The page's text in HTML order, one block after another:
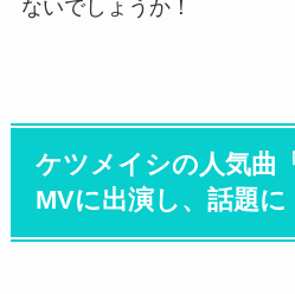
ないでしょうか！
ケツメイシの人気曲
MVに出演し、話題に